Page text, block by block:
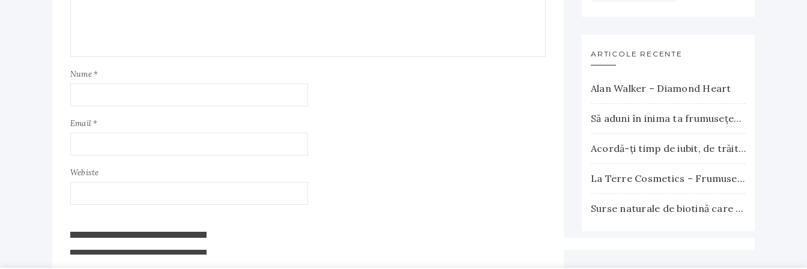
Nume *
Email *
Webiste
ARTICOLE RECENTE
Alan Walker – Diamond Heart
Să aduni în inima ta frumuseţea apusului şi explozia nesfârşită a răsăritului
Acordă-ţi timp de iubit, de trăit, de gândit, de iertat
La Terre Cosmetics – Frumuseţea autentică, inspirată din natură
Surse naturale de biotină care încurajează creşterea părului. Vitamina B7 susţine sănătatea părului, pielii şi unghiilor